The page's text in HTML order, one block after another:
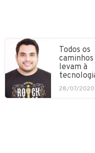
Todos os
caminhos
levam à
28/07/2020